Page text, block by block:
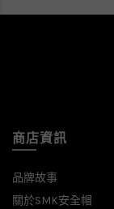
商店資訊
品牌故事
關於SMK安全帽